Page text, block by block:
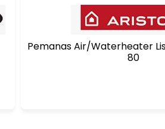
Pemanas Air/Waterheater
80